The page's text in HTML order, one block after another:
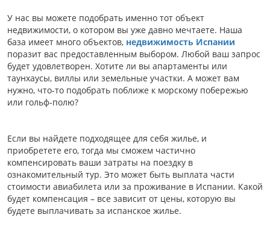
У нас вы можете подобрать именно тот объект
недвижимости, о котором вы уже давно мечтаете. Наша
база имеет много объектов, недвижимость Испании
поразит вас предоставленным выбором. Любой ваш запрос
будет удовлетворен. Хотите ли вы апартаменты или
таунхаусы, виллы или земельные участки. А может вам
нужно, что-то подобрать поближе к морскому побережью
или гольф-полю?
Если вы найдете подходящее для себя жилье, и
приобретете его, тогда мы сможем частично
компенсировать ваши затраты на поездку в
ознакомительный тур. Это может быть выплата части
стоимости авиабилета или за проживание в Испании. Какой
будет компенсация – все зависит от цены, которую вы
будете выплачивать за испанское жилье.